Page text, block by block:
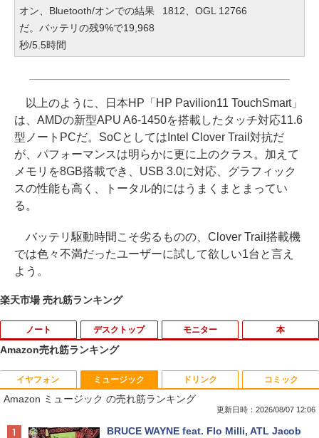
オン、Bluetooth/オンでの結果
だ。バッテリの残9%で19,968
秒/5.5時間
1812、OGL 12766
以上のように、日本HP「HP Pavilion11 TouchSmart」
は、AMDの新型APU A6-1450を搭載したタッチ対応11.6
型ノートPCだ。SoCとしてはIntel Clover Trail対抗だ
が、パフォーマンスは明らかに更に上のクラス。加えて
メモリを8GB搭載でき、USB 3.0に対応、グラフィック
スの性能も高く、トータル的にはうまくまとまってい
る。
バッテリ駆動時間こそ劣るものの、Clover Trail搭載機
では色々不満だったユーザーに試して欲しい1台と言え
よう。
楽天市場 売れ筋ランキング
ノート
1
■新品■富士通 FMV LIFEBOOK U9312 U
9312X U9311 U9311X U9310 U9310X U
939 U939X U938 U937 UH90修理交換用
デスクトップ
1
DELL Vostro 3670 単体 Windows11 64
bit HDMI Core i5 8400 メモリー8GB 高
速SSD256GB M.2-NVMe +HDD1TB 無線
【中古】【30日保証】1243105
モニター
1
IODATA 液晶モニター LCD-MF224EDW
21.5インチワイド ホワイト LCD LEDバ
ックライト フルHD（1920x1080） 16:9
MI VGA DVI VESA準拠 ディスプレイ PS
本
1
鹿楓堂よついろ日和 23巻 【電子書籍】
[ 清水ユウ ]
￥770
Amazon売れ筋ランキング
イヤフォン
Anker Soundcore P40i オフホワイト
ミュージック
Amazon ミュージック の売れ筋ランキング
更新日時：2026/08/07 12:06
BRUCE WAYNE feat. Flo Milli, ATL Jacob
ドリンク コミック